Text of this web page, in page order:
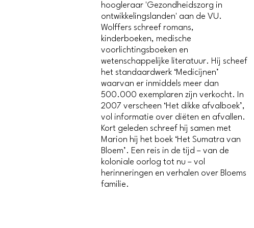
hoogleraar 'Gezondheidszorg in
ontwikkelingslanden' aan de VU.
Wolffers schreef romans,
kinderboeken, medische
voorlichtingsboeken en
wetenschappelijke literatuur. Hij scheef
het standaardwerk ‘Medicijnen’
waarvan er inmiddels meer dan
500.000 exemplaren zijn verkocht. In
2007 verscheen ‘Het dikke afvalboek’,
vol informatie over diëten en afvallen.
Kort geleden schreef hij samen met
Marion hij het boek ‘Het Sumatra van
Bloem’. Een reis in de tijd – van de
koloniale oorlog tot nu – vol
herinneringen en verhalen over Bloems
familie.